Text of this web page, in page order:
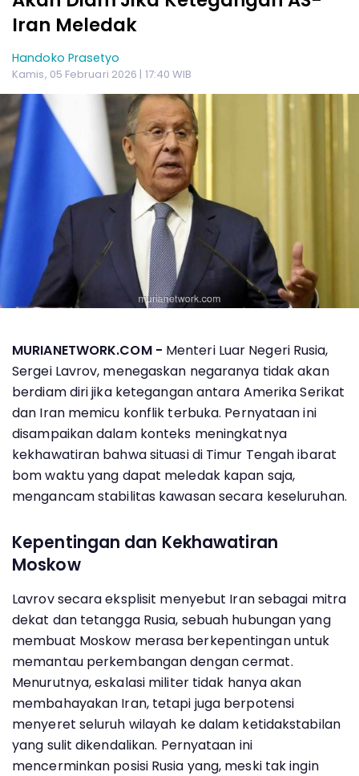
Iran Meledak
Handoko Prasetyo
Kamis, 05 Februari 2026 | 17:40 WIB
MURIANETWORK.COM - Menteri Luar Negeri Rusia,
Sergei Lavrov, menegaskan negaranya tidak akan
berdiam diri jika ketegangan antara Amerika Serikat
dan Iran memicu konflik terbuka. Pernyataan ini
disampaikan dalam konteks meningkatnya
kekhawatiran bahwa situasi di Timur Tengah ibarat
bom waktu yang dapat meledak kapan saja,
mengancam stabilitas kawasan secara keseluruhan.
Kepentingan dan Kekhawatiran
Moskow
Lavrov secara eksplisit menyebut Iran sebagai mitra
dekat dan tetangga Rusia, sebuah hubungan yang
membuat Moskow merasa berkepentingan untuk
memantau perkembangan dengan cermat.
Menurutnya, eskalasi militer tidak hanya akan
membahayakan Iran, tetapi juga berpotensi
menyeret seluruh wilayah ke dalam ketidakstabilan
yang sulit dikendalikan. Pernyataan ini
mencerminkan posisi Rusia yang, meski tak ingin